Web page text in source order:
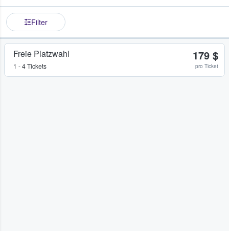
Filter
Freie Platzwahl
1 - 4 Tickets
179 $
pro Ticket